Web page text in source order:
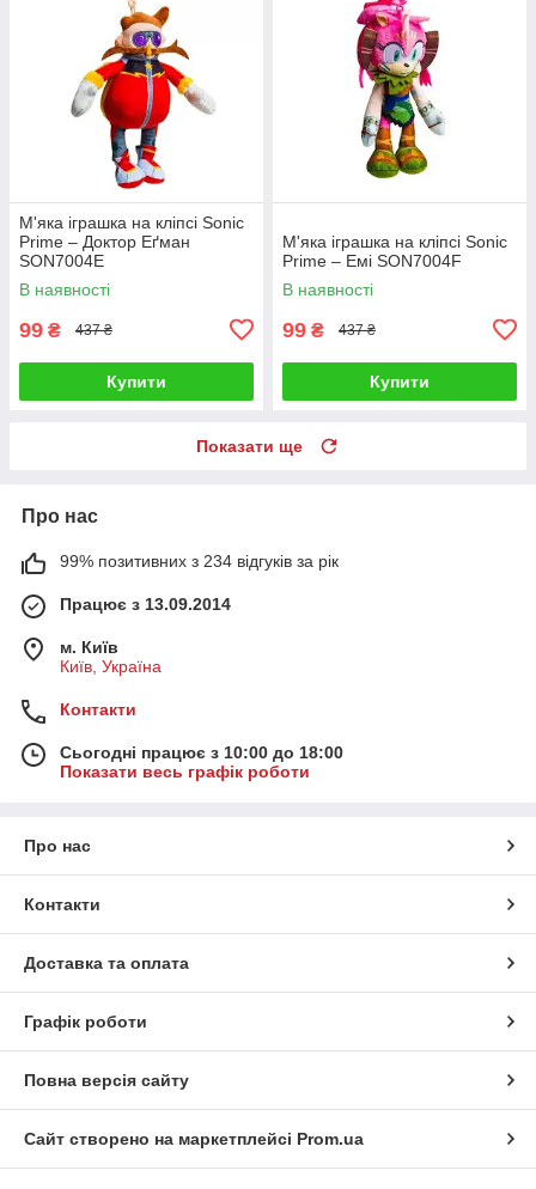
М'яка іграшка на кліпсі Sonic
Prime – Доктор Еґман
SON7004E
В наявності
99 ₴ 437 ₴
Купити
М'яка іграшка на кліпсі Sonic
Prime – Емі SON7004F
В наявності
99 ₴ 437 ₴
Купити
Показати ще
Про нас
99% позитивних з 234 відгуків за рік
Працює з 13.09.2014
м. Київ
Київ, Україна
Контакти
Сьогодні працює з 10:00 до 18:00
Показати весь графік роботи
Про нас
Контакти
Доставка та оплата
Графік роботи
Повна версія сайту
Сайт створено на маркетплейсі Prom.ua